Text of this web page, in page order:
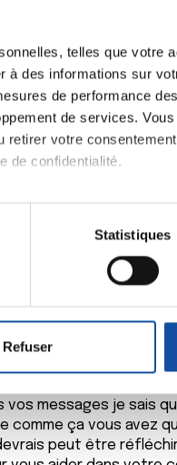
telles que votre
des informations sur
de performance
de services.
votre
de confidentialité.
qui peuvent
et définir vos
à tout moment à
peuvent combiner
utilisation de leurs
Statistiques
Refuser
:
normal/20200518/
normal/20200510/
images/
images/
remboursé,bonne
pas un peu fort,c'est
vos messages je sais
comme ça vous avez
peut être